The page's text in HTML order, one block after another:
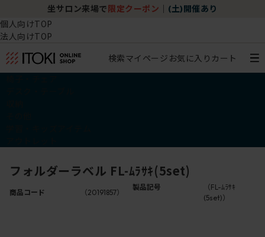
坐サロン来場で 限定クーポン (土)開催あり
個人向けTOP
法人向けTOP
検索マイページ お気に入り カート
フォルダーラベル FL-ﾑﾗｻｷ(5set)
商品コード （20191857）
製品記号
（FL-ﾑﾗｻｷ
(5set)）